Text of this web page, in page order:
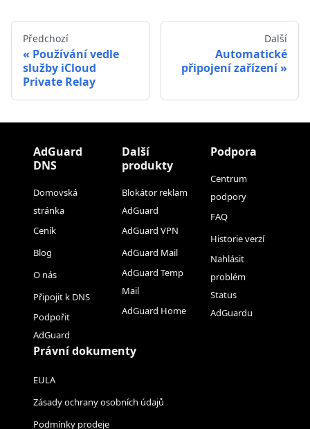
Předchozí
Používání vedle
služby iCloud
Private Relay
Další
Automatické
připojení zařízení
AdGuard
DNS
Domovská
stránka
Ceník
Blog
O nás
Připojit k DNS
Podpořit
AdGuard
Další
produkty
Blokátor reklam
AdGuard
AdGuard VPN
AdGuard Mail
AdGuard Temp
Mail
AdGuard Home
Podpora
Centrum
podpory
FAQ
Historie verzí
Nahlásit
problém
Status
AdGuardu
Právní dokumenty
EULA
Zásady ochrany osobních údajů
Podmínky prodeje